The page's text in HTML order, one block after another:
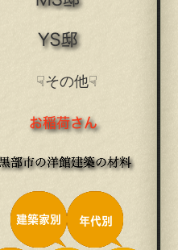
☟その他☟